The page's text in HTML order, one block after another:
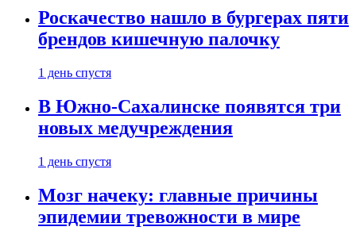
Роскачество нашло в бургерах пяти
брендов кишечную палочку
1 день спустя
В Южно-Сахалинске появятся три
новых медучреждения
1 день спустя
Мозг начеку: главные причины
эпидемии тревожности в мире